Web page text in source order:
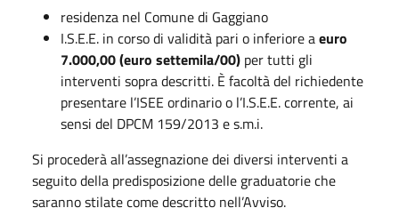
residenza nel Comune di Gaggiano
I.S.E.E. in corso di validità pari o inferiore aeuro
7.000,00 (euro settemila/00) per tutti gli
interventi sopra descritti. È facoltà del richiedente
presentare l’ISEE ordinario o l’I.S.E.E. corrente, ai
sensi del DPCM 159/2013 e s.m.i.
Si procederà all’assegnazione dei diversi interventi a
seguito della predisposizione delle graduatorie che
saranno stilate come descritto nell’Avviso.